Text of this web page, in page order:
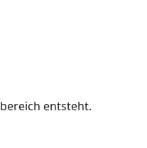
entsteht.